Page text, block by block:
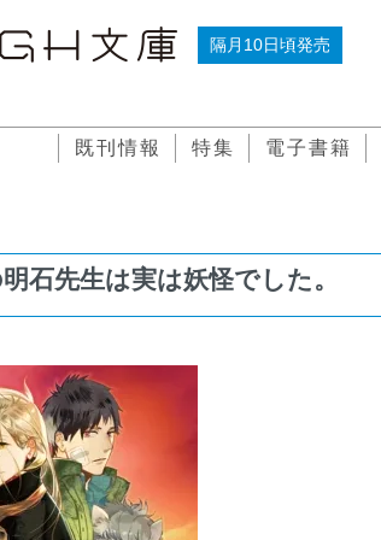
隔月10日頃発売
既刊情報 特集 電子書籍
石先生は実は妖怪でした。